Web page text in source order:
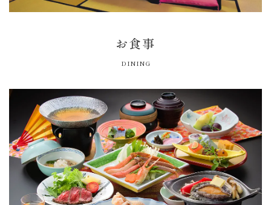
お食事
DINING